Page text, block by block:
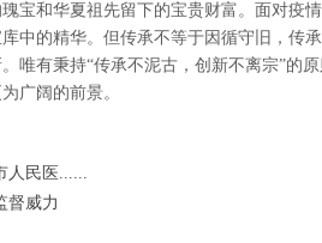
宝和华夏祖先留下的宝贵财富。面对疫
中的精华。但传承不等于因循守旧，传
唯有秉持“传承不泥古，创新不离宗”的
广阔的前景。
人民医......
督威力